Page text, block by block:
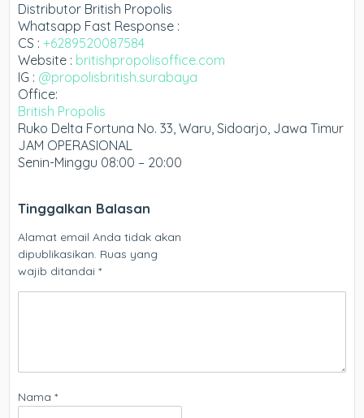
Distributor British Propolis
Whatsapp Fast Response :
CS : +6289520087584
Website : britishpropolisoffice.com
IG : @propolisbritish.surabaya
Office:
British Propolis
Ruko Delta Fortuna No. 33, Waru, Sidoarjo, Jawa Timur
JAM OPERASIONAL
Senin-Minggu 08:00 – 20:00
Tinggalkan Balasan
Alamat email Anda tidak akan
dipublikasikan. Ruas yang
wajib ditandai*
Nama*